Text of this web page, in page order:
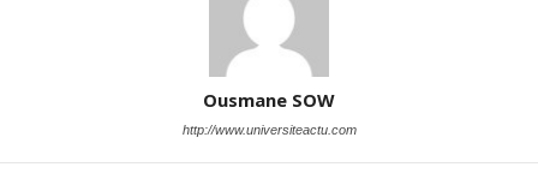
Ousmane SOW
http://www.universiteactu.com